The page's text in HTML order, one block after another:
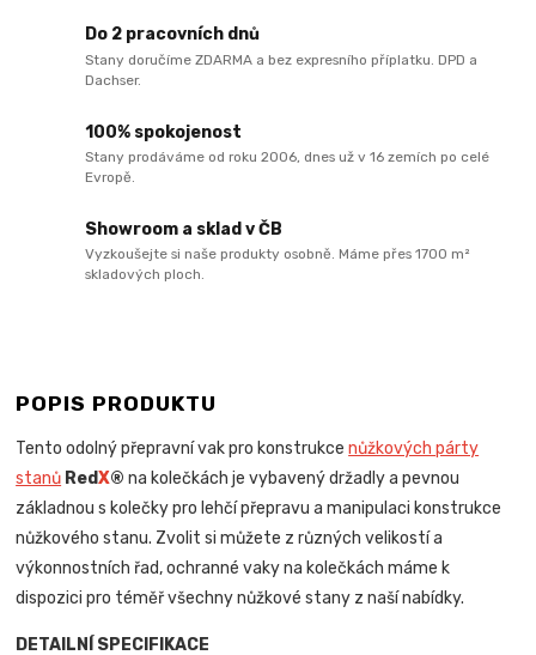
Do 2 pracovních dnů
Stany doručíme ZDARMA a bez expresního příplatku. DPD a
Dachser.
100% spokojenost
Stany prodáváme od roku 2006, dnes už v 16 zemích po celé
Evropě.
Showroom a sklad v ČB
Vyzkoušejte si naše produkty osobně. Máme přes 1700 m²
skladových ploch.
POPIS PRODUKTU
Tento odolný přepravní vak pro konstrukcenůžkových párty
stanů RedX®na kolečkách je vybavený držadly a pevnou
základnou s kolečky pro lehčí přepravu a manipulaci konstrukce
nůžkového stanu. Zvolit si můžete z různých velikostí a
výkonnostních řad, ochranné vaky na kolečkách máme k
dispozici pro téměř všechny nůžkové stany z naší nabídky.
DETAILNÍ SPECIFIKACE